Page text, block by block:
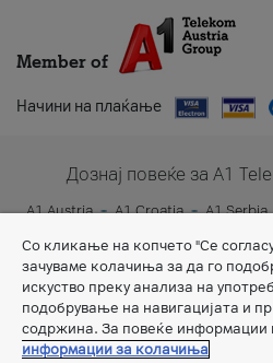
Member of
Начини на плаќање
Дознај повеќе за A1
A1 Austria A1 Croatia A1 Serbia
A1 Slovenia
Со кликање на копчето "Се
зачуваме колачиња за да го
искуство преку анализа на
подобрување на навигацијата и
содржина. За повеќе информации
информации за колачиња